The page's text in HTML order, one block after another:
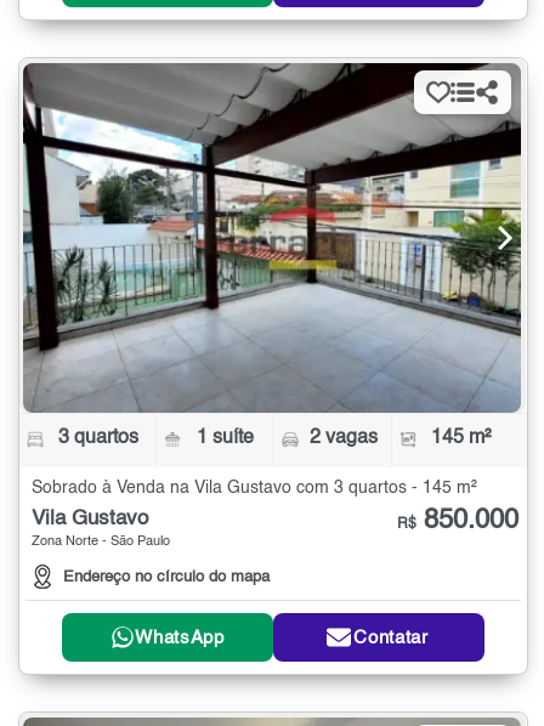
3 quartos 1 suíte 2 vagas 145 m²
Sobrado à Venda na Vila Gustavo com 3 quartos - 145 m²
Vila Gustavo
Zona Norte - São Paulo
Endereço no círculo do mapa
R$ 850.000
WhatsApp Contatar